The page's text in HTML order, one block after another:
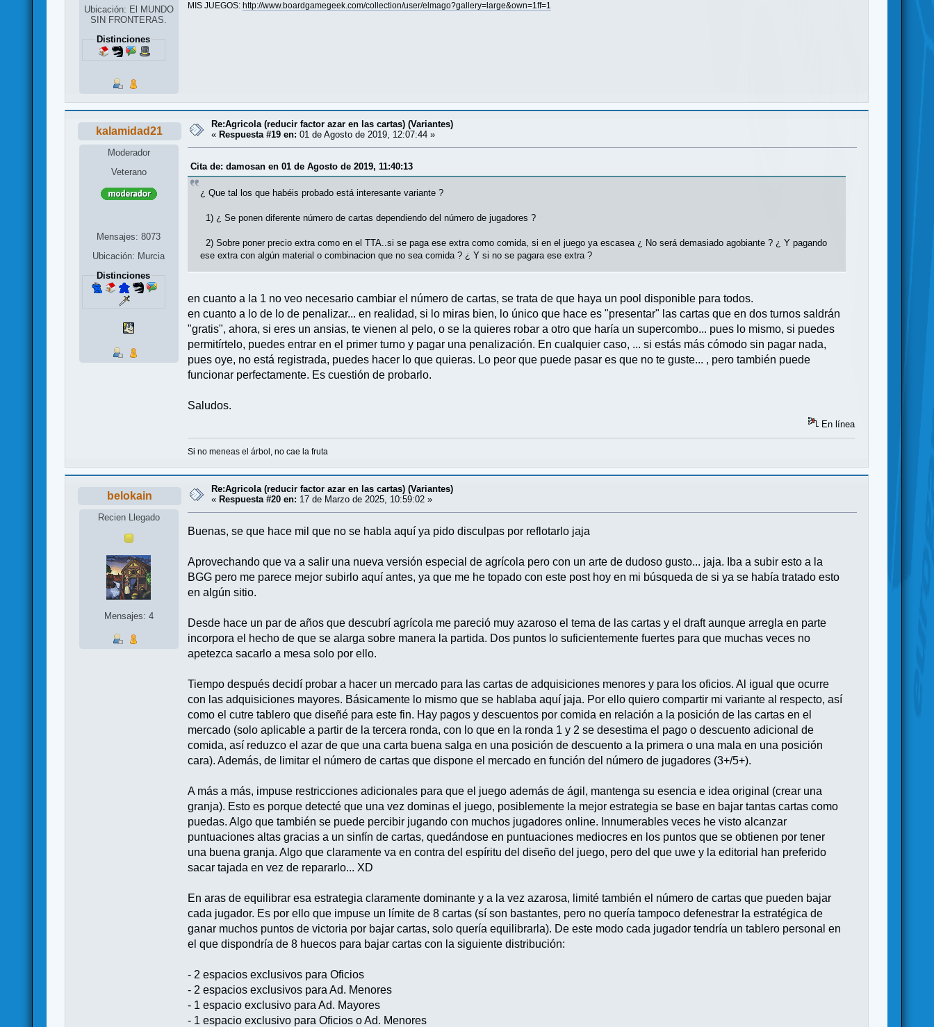
Ubicación: El MUNDO
SIN FRONTERAS.
Distinciones
MIS JUEGOS: http://www.boardgamegeek.com/collection/user/elmago?gallery=large&own=1ff=1
kalamidad21
Moderador
Veterano
Mensajes: 8073
Ubicación: Murcia
Distinciones
Re:Agricola (reducir factor azar en las cartas) (Variantes)
«Respuesta #19 en: 01 de Agosto de 2019, 12:07:44 »
Cita de: damosan en 01 de Agosto de 2019, 11:40:13
¿ Que tal los que habéis probado está interesante variante ?
1) ¿ Se ponen diferente número de cartas dependiendo del número de jugadores ?
2) Sobre poner precio extra como en el TTA..si se paga ese extra como comida, si en el juego ya escasea ¿ No será demasiado agobiante ? ¿ Y pagando
ese extra con algún material o combinacion que no sea comida ? ¿ Y si no se pagara ese extra ?
en cuanto a la 1 no veo necesario cambiar el número de cartas, se trata de que haya un pool disponible para todos.
en cuanto a lo de lo de penalizar... en realidad, si lo miras bien, lo único que hace es "presentar" las cartas que en dos turnos saldrán
"gratis", ahora, si eres un ansias, te vienen al pelo, o se la quieres robar a otro que haría un supercombo... pues lo mismo, si puedes
permitírtelo, puedes entrar en el primer turno y pagar una penalización. En cualquier caso, ... si estás más cómodo sin pagar nada,
pues oye, no está registrada, puedes hacer lo que quieras. Lo peor que puede pasar es que no te guste... , pero también puede
funcionar perfectamente. Es cuestión de probarlo.
Saludos.
En línea
Si no meneas el árbol, no cae la fruta
belokain
Recien Llegado
Mensajes: 4
Re:Agricola (reducir factor azar en las cartas) (Variantes)
«Respuesta #20 en: 17 de Marzo de 2025, 10:59:02 »
Buenas, se que hace mil que no se habla aquí ya pido disculpas por reflotarlo jaja
Aprovechando que va a salir una nueva versión especial de agrícola pero con un arte de dudoso gusto... jaja. Iba a subir esto a la
BGG pero me parece mejor subirlo aquí antes, ya que me he topado con este post hoy en mi búsqueda de si ya se había tratado esto
en algún sitio.
Desde hace un par de años que descubrí agrícola me pareció muy azaroso el tema de las cartas y el draft aunque arregla en parte
incorpora el hecho de que se alarga sobre manera la partida. Dos puntos lo suficientemente fuertes para que muchas veces no
apetezca sacarlo a mesa solo por ello.
Tiempo después decidí probar a hacer un mercado para las cartas de adquisiciones menores y para los oficios. Al igual que ocurre
con las adquisiciones mayores. Básicamente lo mismo que se hablaba aquí jaja. Por ello quiero compartir mi variante al respecto, así
como el cutre tablero que diseñé para este fin. Hay pagos y descuentos por comida en relación a la posición de las cartas en el
mercado (solo aplicable a partir de la tercera ronda, con lo que en la ronda 1 y 2 se desestima el pago o descuento adicional de
comida, así reduzco el azar de que una carta buena salga en una posición de descuento a la primera o una mala en una posición
cara). Además, de limitar el número de cartas que dispone el mercado en función del número de jugadores (3+/5+).
A más a más, impuse restricciones adicionales para que el juego además de ágil, mantenga su esencia e idea original (crear una
granja). Esto es porque detecté que una vez dominas el juego, posiblemente la mejor estrategia se base en bajar tantas cartas como
puedas. Algo que también se puede percibir jugando con muchos jugadores online. Innumerables veces he visto alcanzar
puntuaciones altas gracias a un sinfín de cartas, quedándose en puntuaciones mediocres en los puntos que se obtienen por tener
una buena granja. Algo que claramente va en contra del espíritu del diseño del juego, pero del que uwe y la editorial han preferido
sacar tajada en vez de repararlo... XD
En aras de equilibrar esa estrategia claramente dominante y a la vez azarosa, limité también el número de cartas que pueden bajar
cada jugador. Es por ello que impuse un límite de 8 cartas (sí son bastantes, pero no quería tampoco defenestrar la estratégica de
ganar muchos puntos de victoria por bajar cartas, solo quería equilibrarla). De este modo cada jugador tendría un tablero personal en
el que dispondría de 8 huecos para bajar cartas con la siguiente distribución:
- 2 espacios exclusivos para Oficios
- 2 espacios exclusivos para Ad. Menores
- 1 espacio exclusivo para Ad. Mayores
- 1 espacio exclusivo para Oficios o Ad. Menores